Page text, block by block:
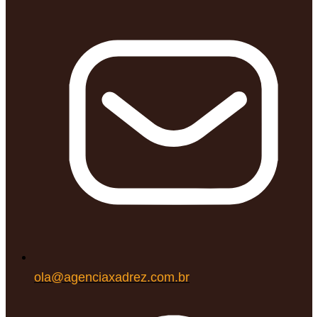
ola@agenciaxadrez.com.br